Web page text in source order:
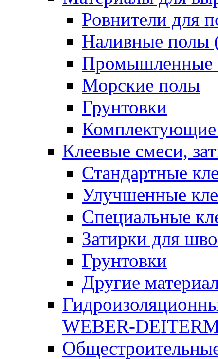
Ровнители для
Наливные полы
Промышленные
Морские полы
Грунтовки
Клеевые смеси,
Стандартные
Улучшенные
Специальные
Затирки для
Грунтовки
Другие
WEBER-